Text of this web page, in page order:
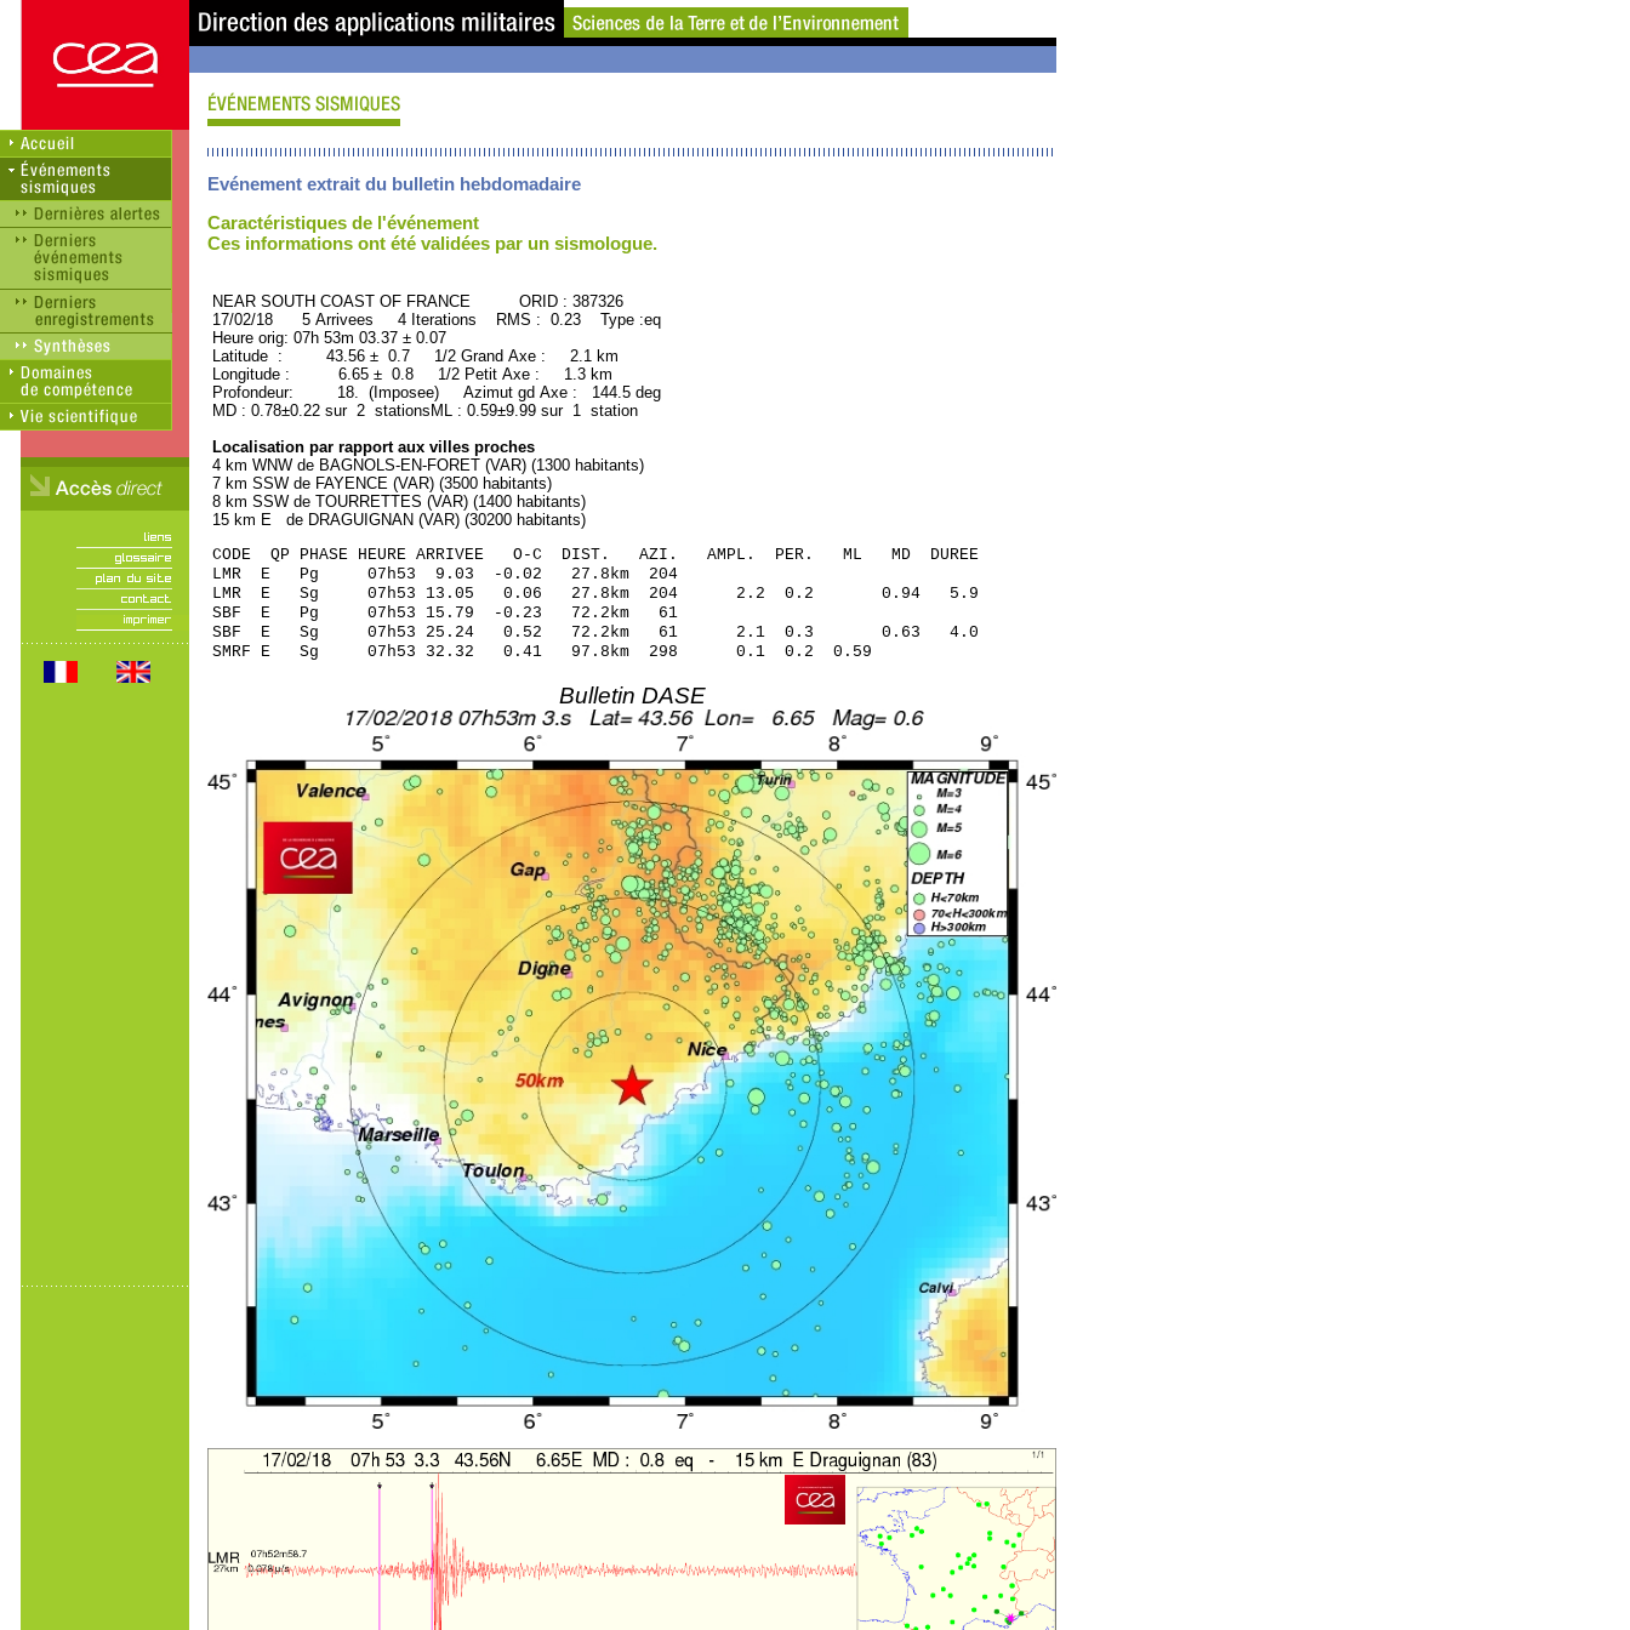
Evénement extrait du bulletin hebdomadaire
Caractéristiques de l'événement
Ces informations ont été validées par un sismologue.
NEAR SOUTH COAST OF FRANCE ORID : 387326
17/02/18 5 Arrivees 4 Iterations RMS : 0.23 Type :eq
Heure orig: 07h 53m 03.37 ± 0.07
Latitude : 43.56 ± 0.7 1/2 Grand Axe : 2.1 km
Longitude : 6.65 ± 0.8 1/2 Petit Axe : 1.3 km
Profondeur: 18. (Imposee) Azimut gd Axe : 144.5 deg
MD : 0.78±0.22 sur 2 stationsML : 0.59±9.99 sur 1 station
Localisation par rapport aux villes proches
4 km WNW de BAGNOLS-EN-FORET (VAR) (1300 habitants)
7 km SSW de FAYENCE (VAR) (3500 habitants)
8 km SSW de TOURRETTES (VAR) (1400 habitants)
15 km E de DRAGUIGNAN (VAR) (30200 habitants)
CODE QP PHASE HEURE ARRIVEE O-C DIST. AZI. AMPL. PER. ML MD DUREE
LMR E Pg 07h53 9.03 -0.02 27.8km 204
LMR E Sg 07h53 13.05 0.06 27.8km 204 2.2 0.2 0.94 5.9
SBF E Pg 07h53 15.79 -0.23 72.2km 61
SBF E Sg 07h53 25.24 0.52 72.2km 61 2.1 0.3 0.63 4.0
SMRF E Sg 07h53 32.32 0.41 97.8km 298 0.1 0.2 0.59
Bulletin DASE